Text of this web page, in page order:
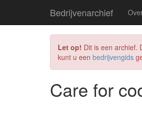
Bedrijvenarchief
Let op! Dit is een archief.
kunt u een bedrijvengids
Care for